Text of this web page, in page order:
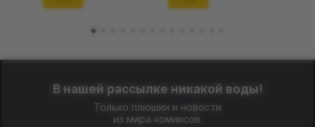
В нашей рассылке никакой воды!
Только плюшки и новости
из мира комиксов.